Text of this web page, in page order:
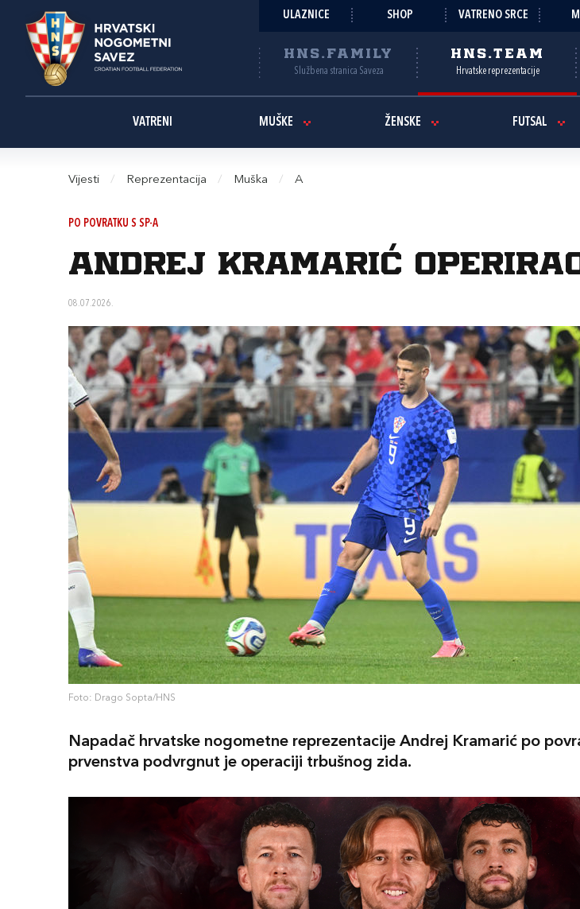
ULAZNICE SHOP VATRENO SRCE
HNS.FAMILY
Službena stranica Saveza
HNS.TEAM
Hrvatske reprezentacije
VATRENI MUŠKE ŽENSKE FUTSAL
Vijesti / Reprezentacija / Muška / A
PO POVRATKU S SP-A
Andrej Kramarić
08.07.2026.
Foto: Drago Sopta/HNS
Napadač hrvatske nogometne reprezentacije Andrej Kramarić po
prvenstva podvrgnut je operaciji trbušnog zida.